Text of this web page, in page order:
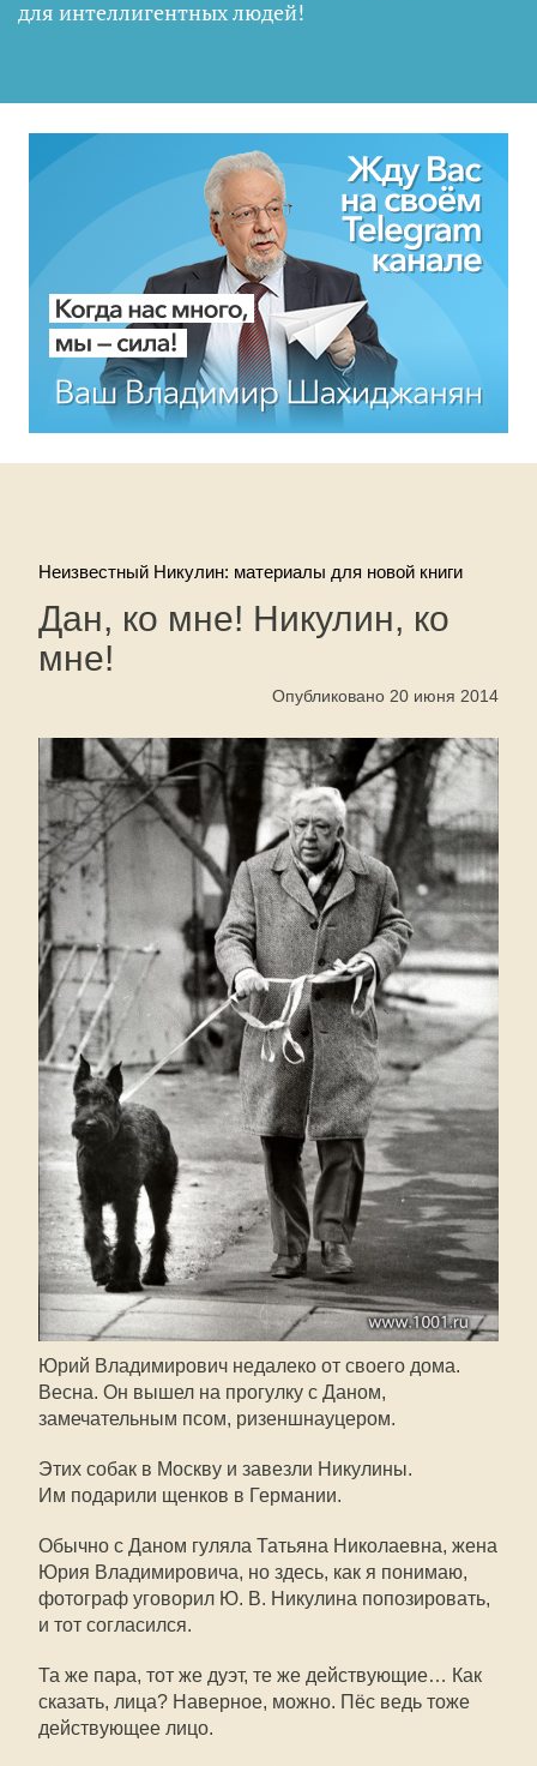
для интеллигентных людей!
Неизвестный Никулин: материалы для новой книги
Дан, ко мне! Никулин, ко
мне!
Опубликовано 20 июня 2014
Юрий Владимирович недалеко от своего дома.
Весна. Он вышел на прогулку с Даном,
замечательным псом, ризеншнауцером.
Этих собак в Москву и завезли Никулины.
Им подарили щенков в Германии.
Обычно с Даном гуляла Татьяна Николаевна, жена
Юрия Владимировича, но здесь, как я понимаю,
фотограф уговорил Ю. В. Никулина попозировать,
и тот согласился.
Та же пара, тот же дуэт, те же действующие… Как
сказать, лица? Наверное, можно. Пёс ведь тоже
действующее лицо.